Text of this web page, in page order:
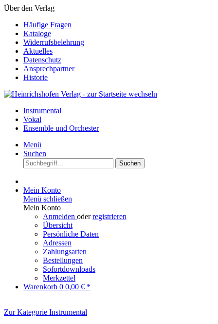
Über den Verlag
Häufige Fragen
Kataloge
Widerrufsbelehrung
Aktuelles
Datenschutz
Ansprechpartner
Historie
Instrumental
Vokal
Ensemble und Orchester
Menü
Suchen
Suchen
Mein Konto
Menü schließen
Mein Konto
Anmelden oderregistrieren
Übersicht
Persönliche Daten
Adressen
Zahlungsarten
Bestellungen
Sofortdownloads
Merkzettel
Warenkorb 0 0,00 € *
Zur Kategorie Instrumental